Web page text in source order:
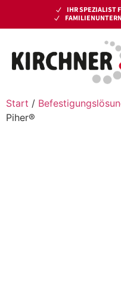
IHR SPEZIALIST
Start /
Piher®